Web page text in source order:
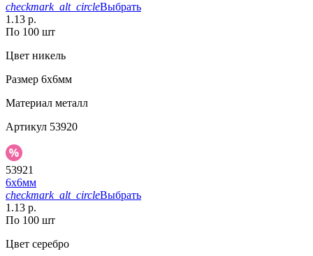
checkmark_alt_circleВыбрать
1.13 р.
По 100 шт
Цвет никель
Размер 6х6мм
Материал металл
Артикул 53920
53921
6х6мм
checkmark_alt_circleВыбрать
1.13 р.
По 100 шт
Цвет серебро